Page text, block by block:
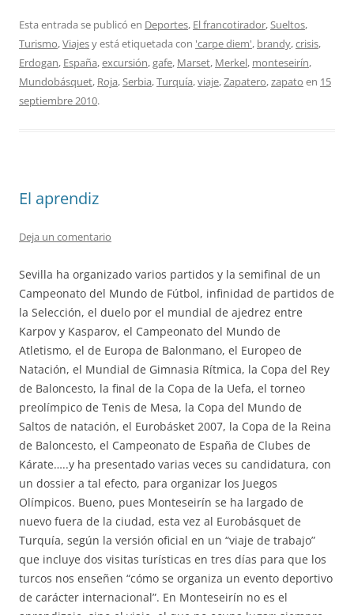
Esta entrada se publicó en Deportes, El francotirador,Sueltos,
Turismo,Viajesy está etiquetada con 'carpe diem', brandy,crisis,
Erdogan, España,excursión,gafe, Marset, Merkel, monteseirín,
Mundobásquet, Roja,Serbia,Turquía,viaje,Zapatero,zapato en 15
septiembre 2010.
El aprendiz
Deja un comentario
Sevilla ha organizado varios partidos y la semifinal de un
Campeonato del Mundo de Fútbol, infinidad de partidos de
la Selección, el duelo por el mundial de ajedrez entre
Karpov y Kasparov, el Campeonato del Mundo de
Atletismo, el de Europa de Balonmano, el Europeo de
Natación, el Mundial de Gimnasia Rítmica, la Copa del Rey
de Baloncesto, la final de la Copa de la Uefa, el torneo
preolímpico de Tenis de Mesa, la Copa del Mundo de
Saltos de natación, el Eurobásket 2007, la Copa de la Reina
de Baloncesto, el Campeonato de España de Clubes de
Kárate…..y ha presentado varias veces su candidatura, con
un dossier a tal efecto, para organizar los Juegos
Olímpicos. Bueno, pues Monteseirín se ha largado de
nuevo fuera de la ciudad, esta vez al Eurobásquet de
Turquía, según la versión oficial en un “viaje de trabajo”
que incluye dos visitas turísticas en tres días para que los
turcos nos enseñen “cómo se organiza un evento deportivo
de carácter internacional”. En Monteseirín no es el